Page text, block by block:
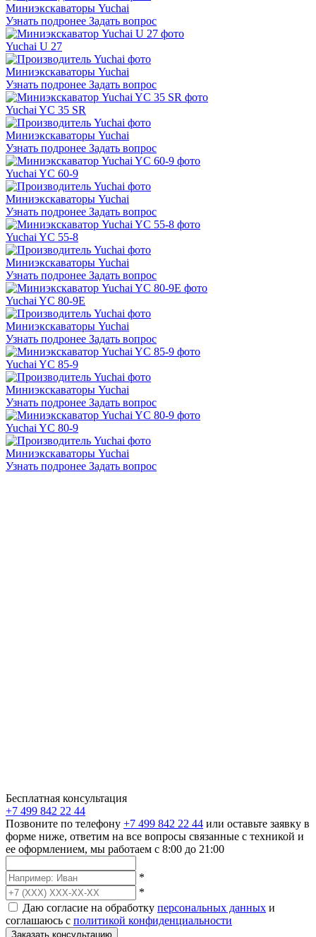
Миниэкскаваторы Yuchai
Узнать подронее Задать вопрос
Yuchai U 27
Миниэкскаваторы Yuchai
Узнать подронее Задать вопрос
Yuchai YC 35 SR
Миниэкскаваторы Yuchai
Узнать подронее Задать вопрос
Yuchai YС 60-9
Миниэкскаваторы Yuchai
Узнать подронее Задать вопрос
Yuchai YС 55-8
Миниэкскаваторы Yuchai
Узнать подронее Задать вопрос
Yuchai YC 80-9E
Миниэкскаваторы Yuchai
Узнать подронее Задать вопрос
Yuchai YC 85-9
Миниэкскаваторы Yuchai
Узнать подронее Задать вопрос
Yuchai YC 80-9
Миниэкскаваторы Yuchai
Узнать подронее Задать вопрос
Бесплатная консультация
+7 499 842 22 44
Позвоните по телефону +7 499 842 22 44 или оставьте заявку в
форме ниже, ответим на все вопросы связанные с техникой и
ее оформлением, мы работаем с 8:00 до 21:00
*
*
Даю согласие на обработку персональных данных и
соглашаюсь с политикой конфиденциальности
Заказать консультацию